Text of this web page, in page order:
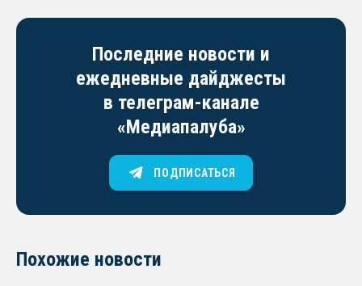
Последние новости и
ежедневные дайджесты
в телеграм-канале
«Медиапалуба»
ПОДПИСАТЬСЯ
Похожие новости